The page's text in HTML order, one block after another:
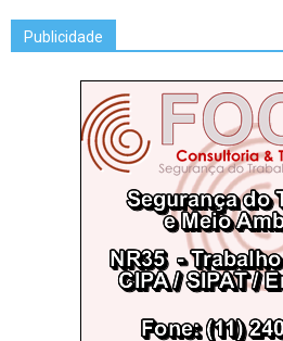
Publicidade